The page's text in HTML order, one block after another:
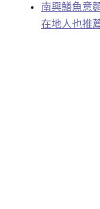
南興鱔魚意
在地人也推